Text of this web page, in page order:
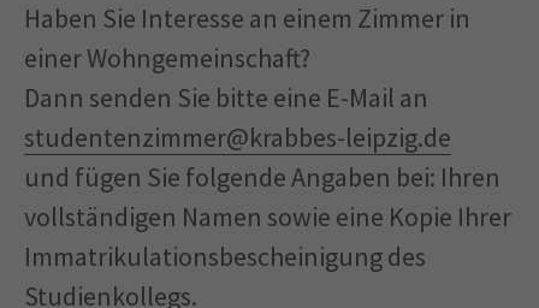
Haben Sie Interesse an einem Zimmer in
einer Wohngemeinschaft?
Dann senden Sie bitte eine E-Mail an
studentenzimmer@krabbes-leipzig.de
und fügen Sie folgende Angaben bei: Ihren
vollständigen Namen sowie eine Kopie Ihrer
Immatrikulationsbescheinigung des
Studienkollegs.